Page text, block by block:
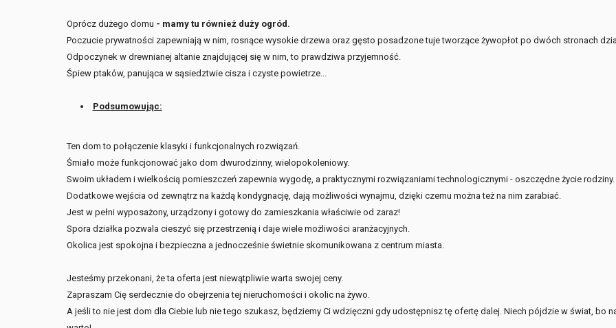
Oprócz dużego domu - mamy tu również duży ogród.
Poczucie prywatności zapewniają w nim, rosnące wysokie drzewa oraz gęsto posadzone tuje tworzące żywopłot po dwóch stronach
Odpoczynek w drewnianej altanie znajdującej się w nim, to prawdziwa przyjemność.
Śpiew ptaków, panująca w sąsiedztwie cisza i czyste powietrze...
Podsumowując:
Ten dom to połączenie klasyki i funkcjonalnych rozwiązań.
Śmiało może funkcjonować jako dom dwurodzinny, wielopokoleniowy.
Swoim układem i wielkością pomieszczeń zapewnia wygodę, a praktycznymi rozwiązaniami technologicznymi - oszczędne życie rodziny.
Dodatkowe wejścia od zewnątrz na każdą kondygnację, dają możliwości wynajmu, dzięki czemu można też na nim zarabiać.
Jest w pełni wyposażony, urządzony i gotowy do zamieszkania właściwie od zaraz!
Spora działka pozwala cieszyć się przestrzenią i daje wiele możliwości aranżacyjnych.
Okolica jest spokojna i bezpieczna a jednocześnie świetnie skomunikowana z centrum miasta.
Jesteśmy przekonani, że ta oferta jest niewątpliwie warta swojej ceny.
Zapraszam Cię serdecznie do obejrzenia tej nieruchomości i okolic na żywo.
A jeśli to nie jest dom dla Ciebie lub nie tego szukasz, będziemy Ci wdzięczni gdy udostępnisz tę ofertę dalej. Niech pójdzie w świat, bo